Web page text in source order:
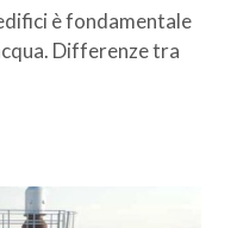
è fondamentale
Differenze tra